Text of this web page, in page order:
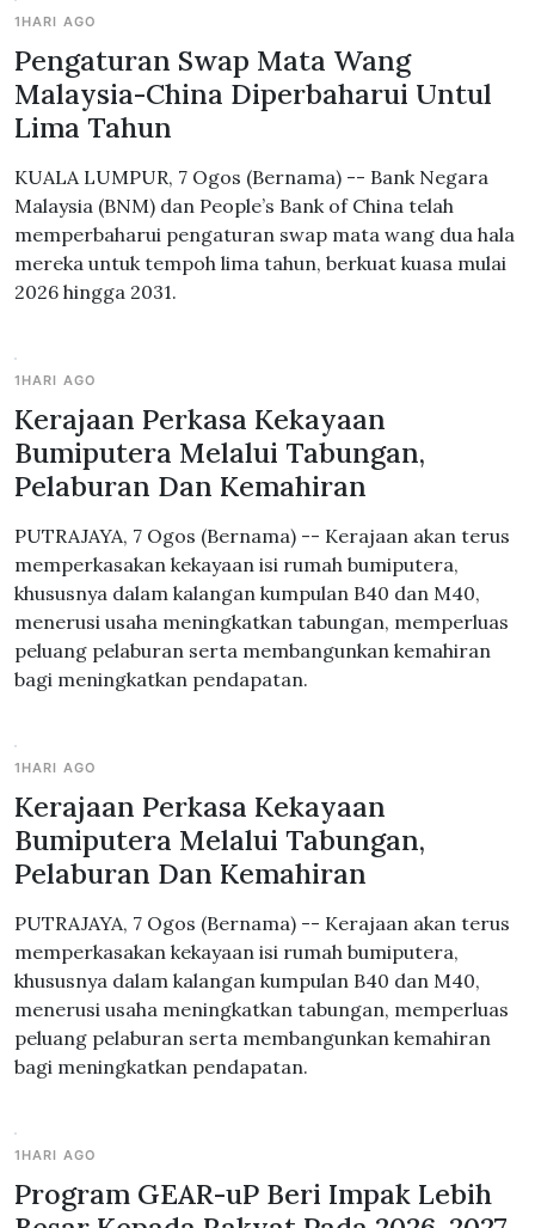
1HARI AGO
Pengaturan Swap Mata Wang
Malaysia-China Diperbaharui Untul
Lima Tahun
KUALA LUMPUR, 7 Ogos (Bernama) -- Bank Negara
Malaysia (BNM) dan People’s Bank of China telah
memperbaharui pengaturan swap mata wang dua hala
mereka untuk tempoh lima tahun, berkuat kuasa mulai
2026 hingga 2031.
1HARI AGO
Kerajaan Perkasa Kekayaan
Bumiputera Melalui Tabungan,
Pelaburan Dan Kemahiran
PUTRAJAYA, 7 Ogos (Bernama) -- Kerajaan akan terus
memperkasakan kekayaan isi rumah bumiputera,
khususnya dalam kalangan kumpulan B40 dan M40,
menerusi usaha meningkatkan tabungan, memperluas
peluang pelaburan serta membangunkan kemahiran
bagi meningkatkan pendapatan.
1HARI AGO
Kerajaan Perkasa Kekayaan
Bumiputera Melalui Tabungan,
Pelaburan Dan Kemahiran
PUTRAJAYA, 7 Ogos (Bernama) -- Kerajaan akan terus
memperkasakan kekayaan isi rumah bumiputera,
khususnya dalam kalangan kumpulan B40 dan M40,
menerusi usaha meningkatkan tabungan, memperluas
peluang pelaburan serta membangunkan kemahiran
bagi meningkatkan pendapatan.
1HARI AGO
Program GEAR-uP Beri Impak Lebih